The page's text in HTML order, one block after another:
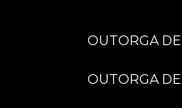
OUTORGA
OUTORGA